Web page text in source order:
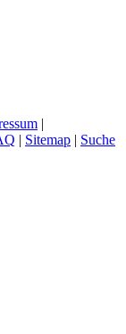
|
| Sitemap | Suche